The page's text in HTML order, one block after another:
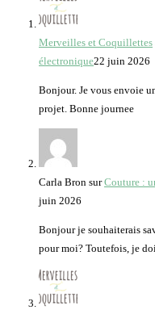
Merveilles et Coquillettes
électronique22 juin 2026
Bonjour. Je vous envoie
projet. Bonne journee
Carla Bron surCouture :
juin 2026
Bonjour je souhaiterais
pour moi? Toutefois, je